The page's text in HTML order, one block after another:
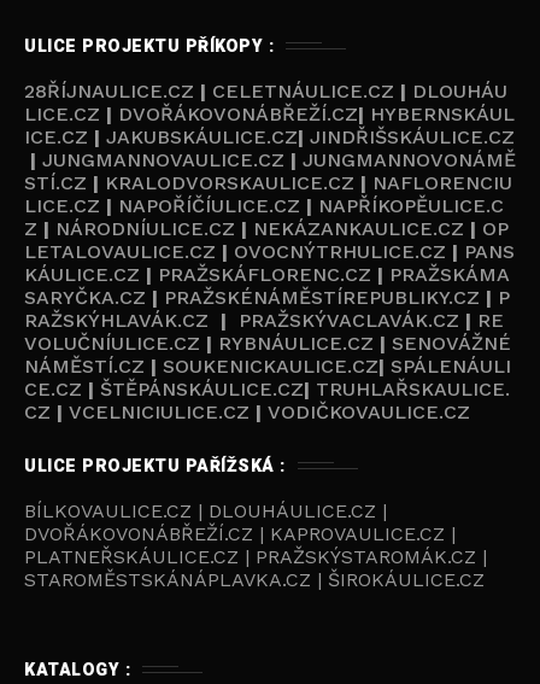
ULICE PROJEKTU PŘÍKOPY :
28ŘÍJNAULICE.CZ | CELETNÁULICE.CZ | DLOUHÁU
LICE.CZ | DVOŘÁKOVONÁBŘEŽÍ.CZ| HYBERNSKÁUL
ICE.CZ | JAKUBSKÁULICE.CZ| JINDŘIŠSKÁULICE.CZ
| JUNGMANNOVAULICE.CZ | JUNGMANNOVONÁMĚ
STÍ.CZ | KRALODVORSKAULICE.CZ | NAFLORENCIU
LICE.CZ | NAPOŘÍČÍULICE.CZ | NAPŘÍKOPĚULICE.C
Z | NÁRODNÍULICE.CZ | NEKÁZANKAULICE.CZ | OP
LETALOVAULICE.CZ | OVOCNÝTRHULICE.CZ | PANS
KÁULICE.CZ | PRAŽSKÁFLORENC.CZ | PRAŽSKÁMA
SARYČKA.CZ | PRAŽSKÉNÁMĚSTÍREPUBLIKY.CZ | P
RAŽSKÝHLAVÁK.CZ
| PRAŽSKÝVACLAVÁK.CZ | RE
VOLUČNÍULICE.CZ | RYBNÁULICE.CZ | SENOVÁŽNÉ
NÁMĚSTÍ.CZ | SOUKENICKAULICE.CZ| SPÁLENÁULI
CE.CZ | ŠTĚPÁNSKÁULICE.CZ| TRUHLAŘSKAULICE.
CZ | VCELNICIULICE.CZ | VODIČKOVAULICE.CZ
ULICE PROJEKTU PAŘÍŽSKÁ :
BÍLKOVAULICE.CZ | DLOUHÁULICE.CZ |
DVOŘÁKOVONÁBŘEŽÍ.CZ | KAPROVAULICE.CZ |
PLATNEŘSKÁULICE.CZ | PRAŽSKÝSTAROMÁK.CZ |
STAROMĚSTSKÁNÁPLAVKA.CZ | ŠIROKÁULICE.CZ
KATALOGY :